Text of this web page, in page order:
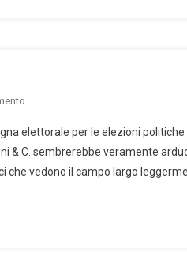
già
in
campagna
elettorale per le elezioni politiche
& C. sembrerebbe veramente
vedono il campo largo